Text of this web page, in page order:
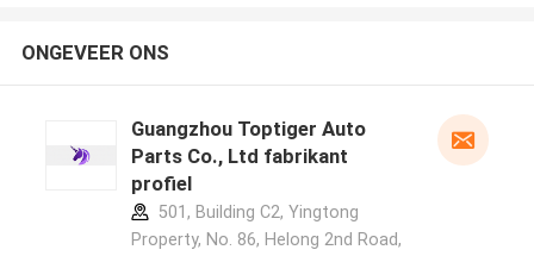
ONGEVEER ONS
Guangzhou Toptiger Auto
Parts Co., Ltd fabrikant
profiel
501, Building C2, Yingtong
Property, No. 86, Helong 2nd Road,